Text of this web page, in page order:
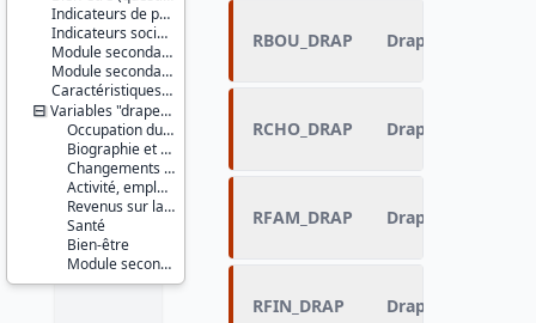
Indicateurs de pauvreté européen
Indicateurs sociaux (IS1)
Module secondaire de 2016
Module secondaire européen
Caractéristiques d'enquête
Variables "drapeau"
Occupation du logement
Biographie et ressources culturelles
Changements récents et jeunes enfants
Activité, emploi, profession
Revenus sur la période de référence
Santé
Bien-être
Module secondaire et indicateurs sociaux (IS1)
RBOU_DRAP Drapeau de RBOU
RCHO_DRAP Drapeau de RCHO
RFAM_DRAP Drapeau de RFAM
RFIN_DRAP Drapeau de RFIN